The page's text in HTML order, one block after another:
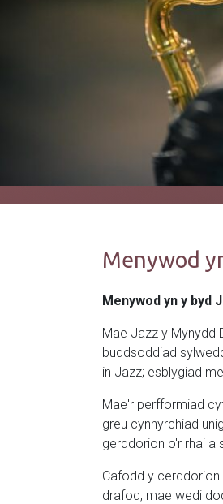
Menywod
Menywod yn y byd
Mae Jazz y Mynydd
buddsoddiad
in Jazz; esblygiad
Mae'r perfformiad
greu cynhyrchiad
gerddorion o'r rhai a
Cafodd y
drafod, mae wedi